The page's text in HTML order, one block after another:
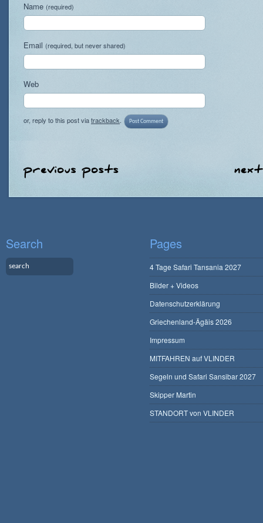
Name (required)
Email (required, but never shared)
Web
or, reply to this post viatrackback
Search Pages
4 Tage Safari Tansania 2027
Bilder + Videos
Datenschutzerklärung
Griechenland-Ägäis 2026
Impressum
MITFAHREN auf VLINDER
Segeln und Safari Sansibar 2027
Skipper Martin
STANDORT von VLINDER